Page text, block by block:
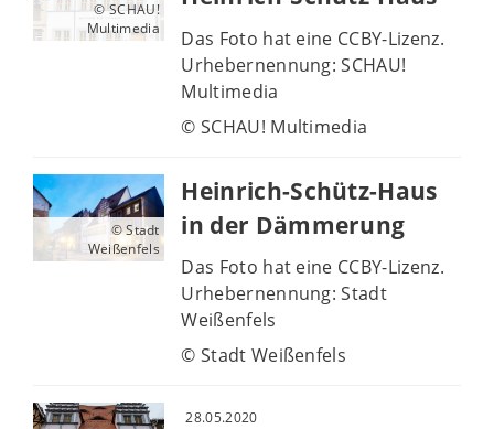
© SCHAU!
Multimedia
Das Foto hat eine CCBY-Lizenz.
Urhebernennung: SCHAU!
Multimedia
© SCHAU! Multimedia
© Stadt
Weißenfels
Heinrich-Schütz-Haus
in der Dämmerung
Das Foto hat eine CCBY-Lizenz.
Urhebernennung: Stadt
Weißenfels
© Stadt Weißenfels
28.05.2020